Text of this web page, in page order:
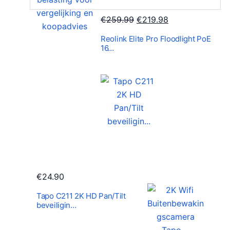
€259.99 O
r
o
n
k
€219.98
s
:
€
Reolink Elite Pro Floodlight PoE
16…
€24.90
Tapo C211 2K HD Pan/Tilt
beveiligin…